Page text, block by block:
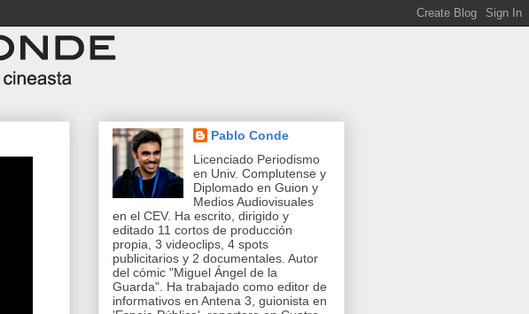
Pablo Conde
Licenciado Periodismo
en Univ. Complutense y
Diplomado en Guion y
Medios Audiovisuales
en el CEV. Ha escrito, dirigido y
editado 11 cortos de producción
propia, 3 videoclips, 4 spots
publicitarios y 2 documentales. Autor
del cómic "Miguel Ángel de la
Guarda". Ha trabajado como editor de
informativos en Antena 3, guionista en